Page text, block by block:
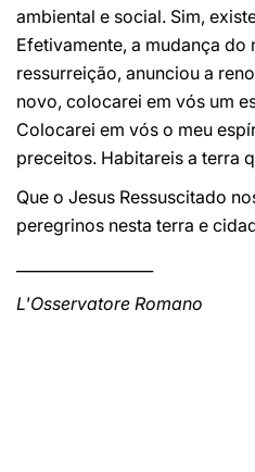
ambiental e social. Sim,
Efetivamente, a mudança
ressurreição, anunciou a
novo, colocarei em vós um
Colocarei em vós o meu
preceitos. Habitareis a terra
Que o Jesus Ressuscitado
peregrinos nesta terra e
L'Osservatore Romano